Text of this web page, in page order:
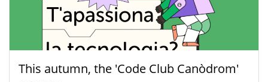
This autumn, the 'Code Club Canòdrom'